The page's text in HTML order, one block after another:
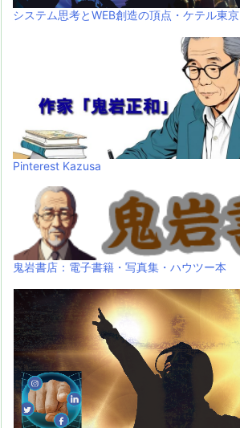
システム思考とWEB創造の頂点・ケテル東京
Pinterest Kazusa
鬼岩書店：電子書籍・写真集・ハウツー本